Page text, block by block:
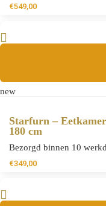
€549,00
new
Starfurn –
180 cm
Bezorgd binnen 10
€349,00